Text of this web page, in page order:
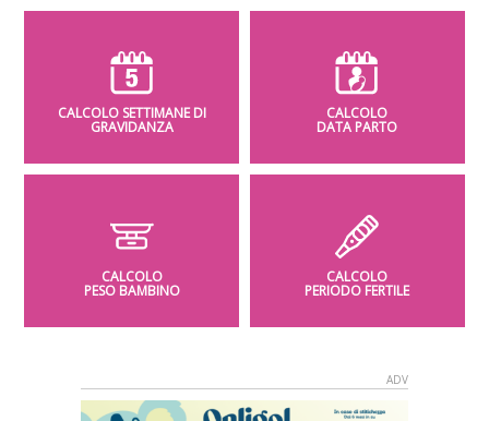
CALCOLO SETTIMANE DI
GRAVIDANZA
CALCOLO
DATA PARTO
CALCOLO
PESO BAMBINO
CALCOLO
PERIODO FERTILE